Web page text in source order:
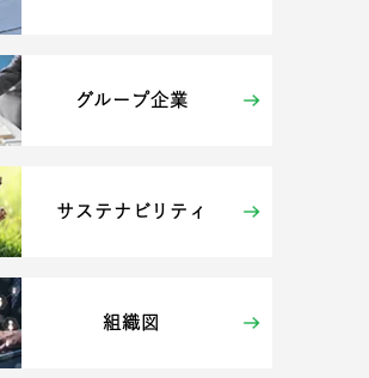
グループ企業
サステナビリティ
組織図